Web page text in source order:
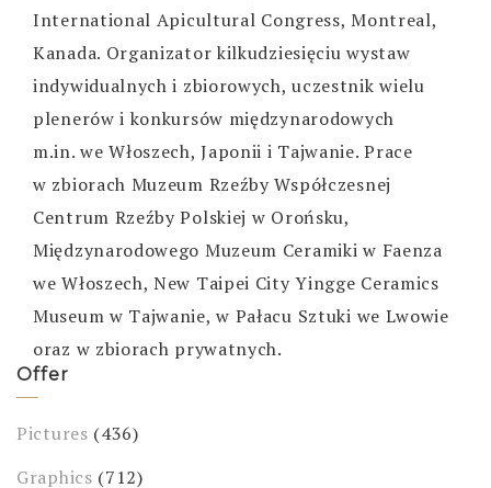
International Apicultural Congress, Montreal,
Kanada. Organizator kilkudziesięciu wystaw
indywidualnych i zbiorowych, uczestnik wielu
plenerów i konkursów międzynarodowych
m.in. we Włoszech, Japonii i Tajwanie. Prace
w zbiorach Muzeum Rzeźby Współczesnej
Centrum Rzeźby Polskiej w Orońsku,
Międzynarodowego Muzeum Ceramiki w Faenza
we Włoszech, New Taipei City Yingge Ceramics
Museum w Tajwanie, w Pałacu Sztuki we Lwowie
oraz w zbiorach prywatnych.
Offer
Pictures (436)
Graphics (712)